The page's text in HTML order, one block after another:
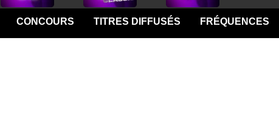
CONCOURS TITRES DIFFUSÉS FRÉQUENCES